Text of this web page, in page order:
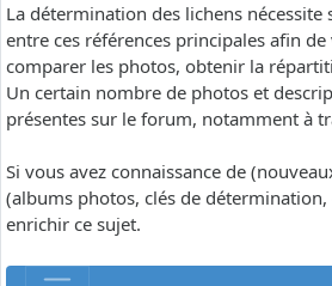
La détermination des lichens
entre ces références principales afin
comparer les photos, obtenir la
Un certain nombre de photos et
présentes sur le forum, notamment à
Si vous avez connaissance de
(albums photos, clés de détermination,
enrichir ce sujet.